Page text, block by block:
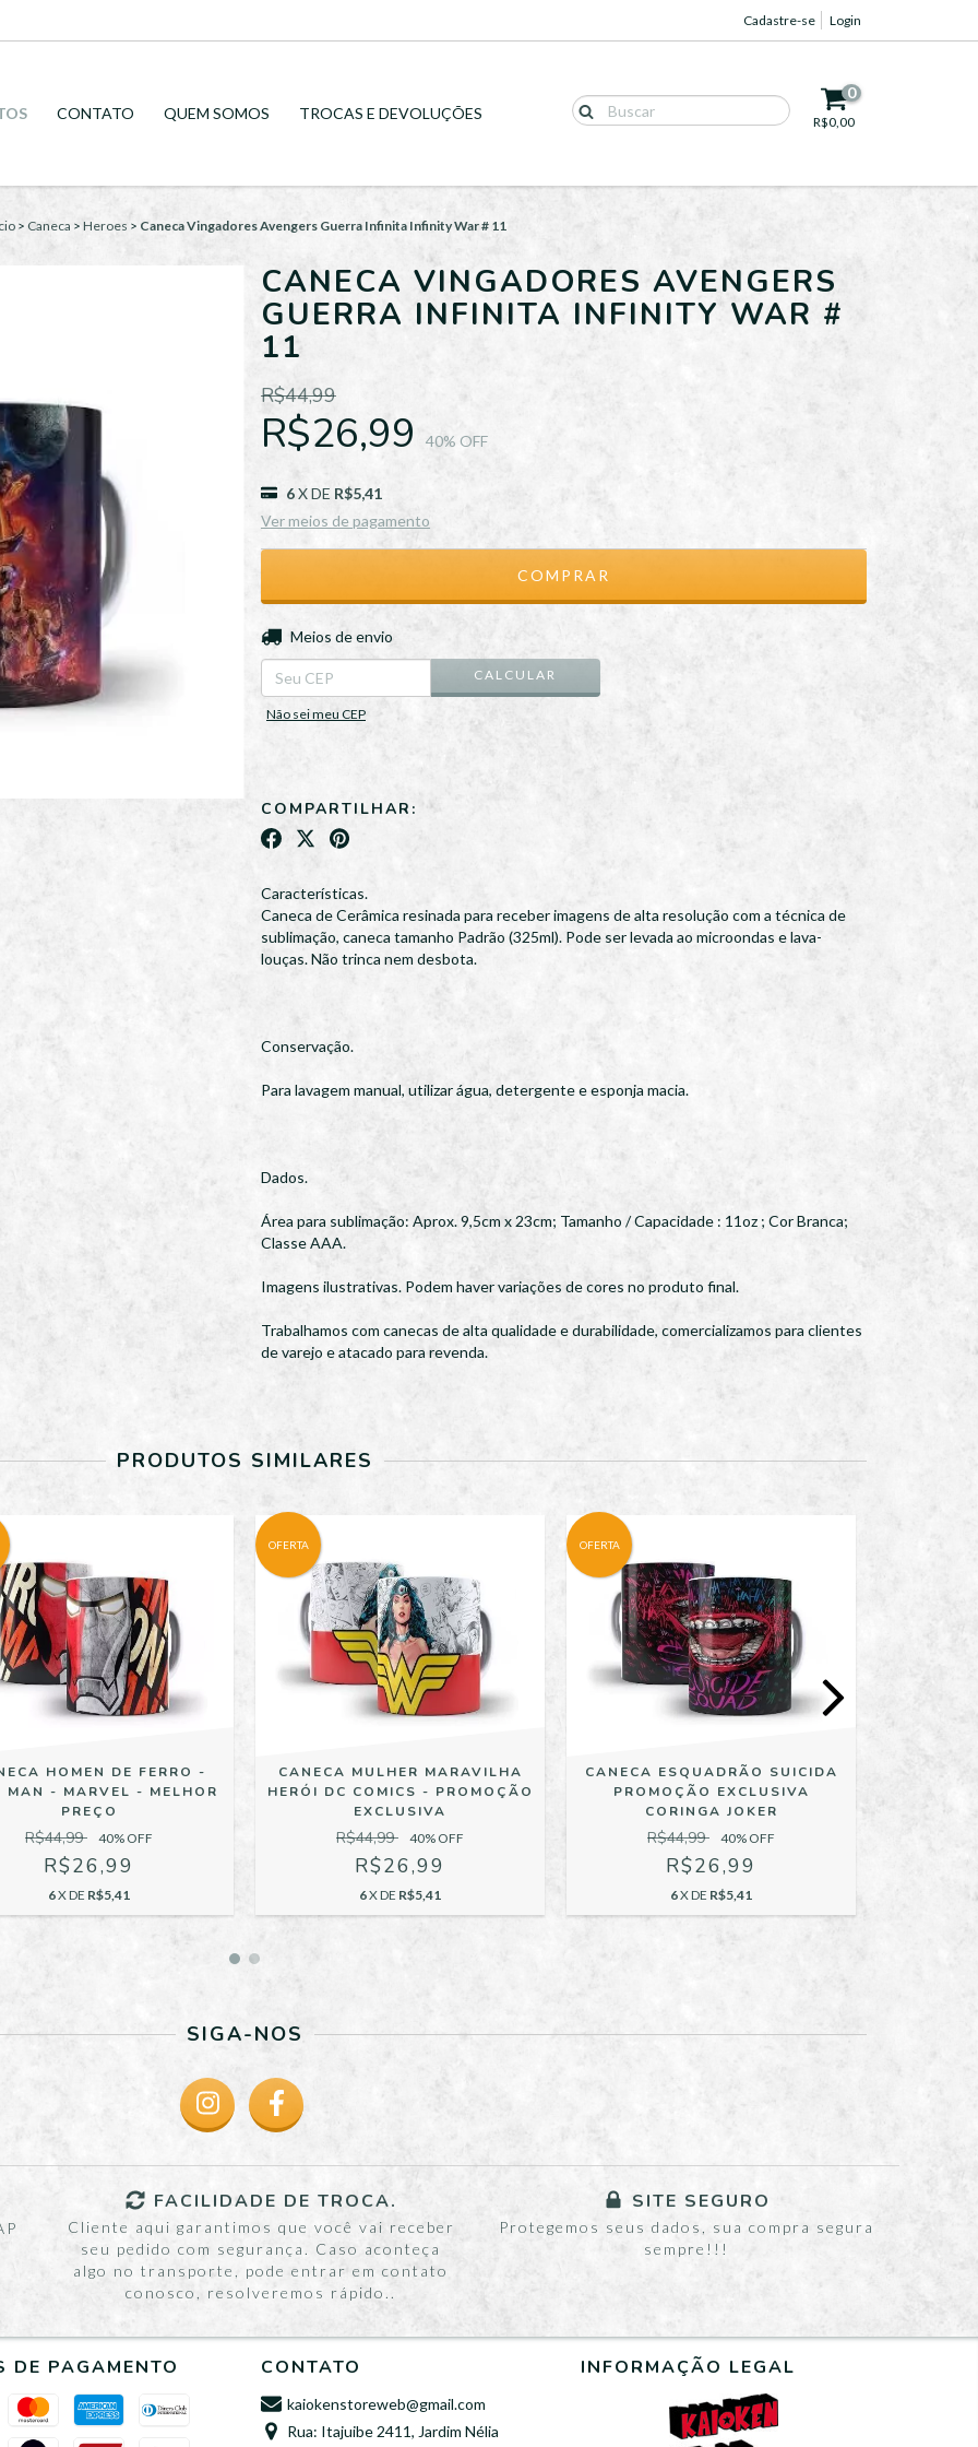
Cadastre-se Login
CONTATO QUEM SOMOS TROCAS E DEVOLUÇÕES
0
R$0,00
> Caneca > Heroes > Caneca Vingadores Avengers Guerra Infinita Infinity War # 11
CANECA VINGADORES AVENGERS
GUERRA INFINITA INFINITY WAR #
11
R$44,99
R$26,99 40% OFF
6X DE R$5,41
Ver meios de pagamento
Entregas para o CEP:
Meios de envio
CALCULAR
Não sei meu CEP
COMPARTILHAR:
Características.
Caneca de Cerâmica resinada para receber imagens de alta resolução com a técnica de
sublimação, caneca tamanho Padrão (325ml). Pode ser levada ao microondas e lava-
louças. Não trinca nem desbota.
Conservação.
Para lavagem manual, utilizar água, detergente e esponja macia.
Dados.
Área para sublimação: Aprox. 9,5cm x 23cm; Tamanho / Capacidade : 11oz ; Cor Branca;
Classe AAA.
Imagens ilustrativas. Podem haver variações de cores no produto final.
Trabalhamos com canecas de alta qualidade e durabilidade, comercializamos para clientes
de varejo e atacado para revenda.
PRODUTOS SIMILARES
HOMEN DE FERRO -
MAN - MARVEL - MELHOR
PREÇO
R$44,99 40% OFF
R$26,99
6X DE R$5,41
OFERTA
CANECA MULHER MARAVILHA
HERÓI DC COMICS - PROMOÇÃO
EXCLUSIVA
R$44,99 40% OFF
R$26,99
6X DE R$5,41
OFERTA
CANECA ESQUADRÃO SUICIDA
PROMOÇÃO EXCLUSIVA
CORINGA JOKER
R$44,99 40% OFF
R$26,99
6X DE R$5,41
SIGA-NOS
FACILIDADE DE TROCA.
Cliente aqui garantimos que você vai receber
seu pedido com segurança. Caso aconteça
algo no transporte, pode entrar em contato
conosco, resolveremos rápido..
SITE SEGURO
Protegemos seus dados, sua compra segura
sempre!!!
DE PAGAMENTO CONTATO
kaiokenstoreweb@gmail.com
Rua: Itajuibe 2411, Jardim Nélia
INFORMAÇÃO LEGAL